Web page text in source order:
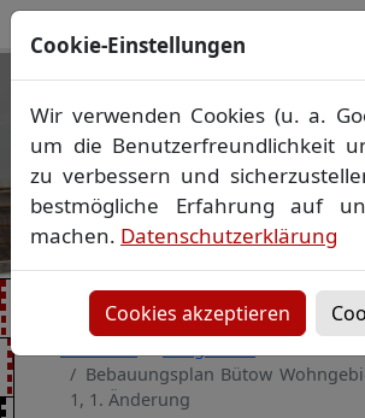
Ihr
Mecklenburg-
Wir vermessen Ihr
Lageplan Absteckung▪
Gebäudeeinmessung
Grenzfeststellung▪Amtliche
Vorheriges Bild
Bebauungsplan Bütow
1, 1. Änderung
Cookie-Einstellungen
Wir verwenden Cookies (u. a.
um die Benutzerfreundlichkeit
zu verbessern und
bestmögliche Erfahrung auf
machen. Datenschutzerklärung
Cookies akzeptieren